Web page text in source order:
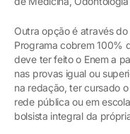
Outra opção é através
Programa cobrem 100%
deve ter feito o Enem a
nas provas igual ou
na redação, ter cursado
rede pública ou em
bolsista integral da